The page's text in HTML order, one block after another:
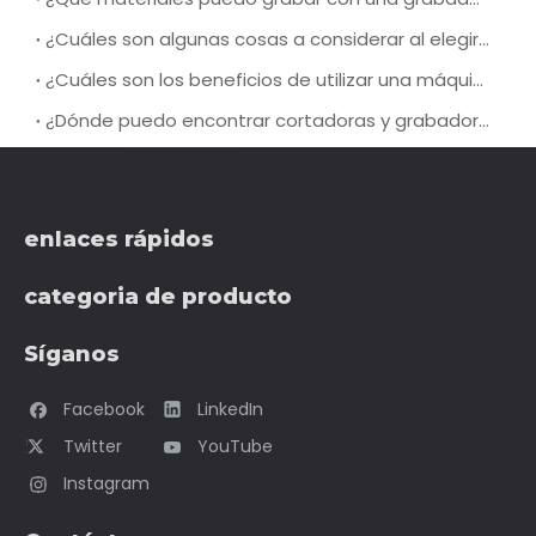
¿Cuáles son algunas cosas a considerar al elegir una máquina cortadora por láser para puertas pasantes?
¿Cuáles son los beneficios de utilizar una máquina cortadora láser para puertas pasantes?
¿Dónde puedo encontrar cortadoras y grabadoras láser a precios razonables?
enlaces rápidos
categoria de producto
Síganos
Facebook
LinkedIn
Twitter
YouTube
Instagram